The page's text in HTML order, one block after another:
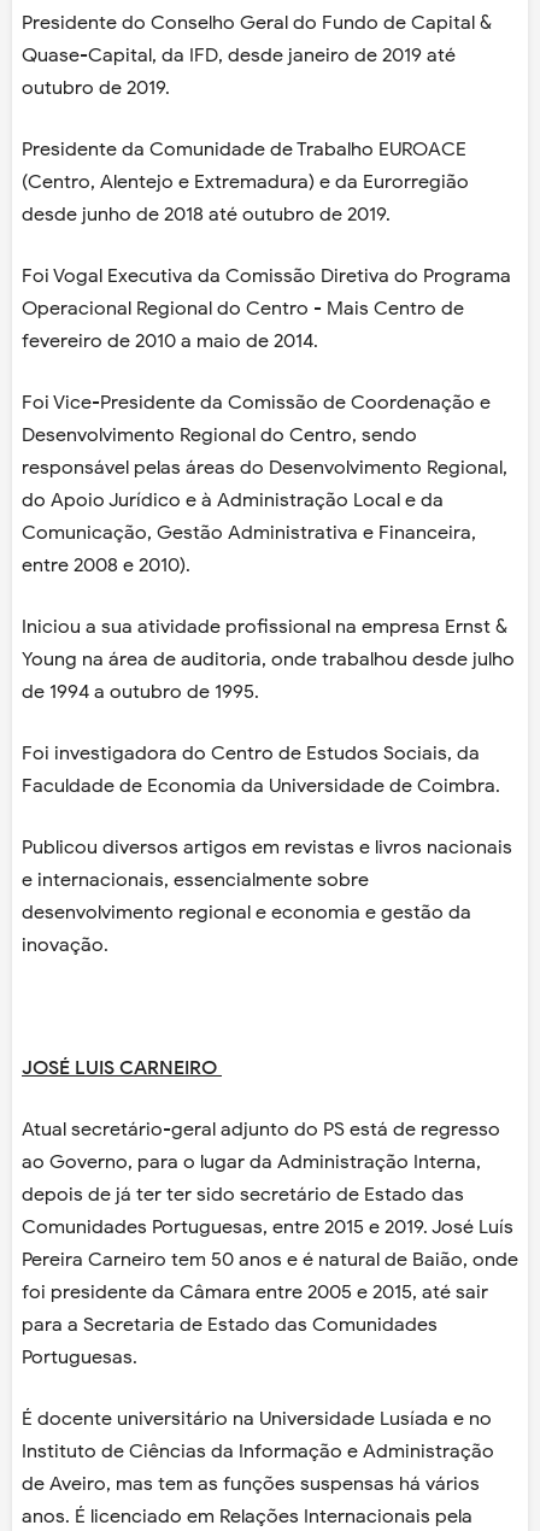
Presidente do Conselho Geral do Fundo de Capital &
Quase-Capital, da IFD, desde janeiro de 2019 até
outubro de 2019.
Presidente da Comunidade de Trabalho EUROACE
(Centro, Alentejo e Extremadura) e da Eurorregião
desde junho de 2018 até outubro de 2019.
Foi Vogal Executiva da Comissão Diretiva do Programa
Operacional Regional do Centro - Mais Centro de
fevereiro de 2010 a maio de 2014.
Foi Vice-Presidente da Comissão de Coordenação e
Desenvolvimento Regional do Centro, sendo
responsável pelas áreas do Desenvolvimento Regional,
do Apoio Jurídico e à Administração Local e da
Comunicação, Gestão Administrativa e Financeira,
entre 2008 e 2010).
Iniciou a sua atividade profissional na empresa Ernst &
Young na área de auditoria, onde trabalhou desde julho
de 1994 a outubro de 1995.
Foi investigadora do Centro de Estudos Sociais, da
Faculdade de Economia da Universidade de Coimbra.
Publicou diversos artigos em revistas e livros nacionais
e internacionais, essencialmente sobre
desenvolvimento regional e economia e gestão da
inovação.
JOSÉ LUIS CARNEIRO
Atual secretário-geral adjunto do PS está de regresso
ao Governo, para o lugar da Administração Interna,
depois de já ter ter sido secretário de Estado das
Comunidades Portuguesas, entre 2015 e 2019. José Luís
Pereira Carneiro tem 50 anos e é natural de Baião, onde
foi presidente da Câmara entre 2005 e 2015, até sair
para a Secretaria de Estado das Comunidades
Portuguesas.
É docente universitário na Universidade Lusíada e no
Instituto de Ciências da Informação e Administração
de Aveiro, mas tem as funções suspensas há vários
anos. É licenciado em Relações Internacionais pela